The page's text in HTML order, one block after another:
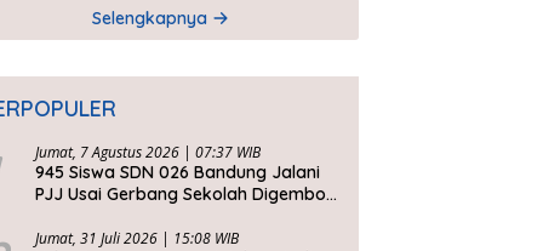
Selengkapnya
Jumat, 7 Agustus 2026 | 07:37 WIB
945 Siswa SDN 026 Bandung Jalani
PJJ Usai Gerbang Sekolah Digembok
Jumat, 31 Juli 2026 | 15:08 WIB